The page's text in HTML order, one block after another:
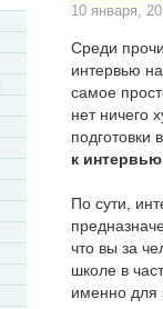
10 января,
Среди
интервью
самое
нет ничего
к
По сути,
что вы за
школе в
именно для